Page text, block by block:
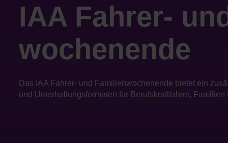
IAA Fahrer-
wochenende
Das IAA Fahrer- und Familienwochenende bietet ein
und Unterhaltungsformaten für Berufskraftfahrer, Familien